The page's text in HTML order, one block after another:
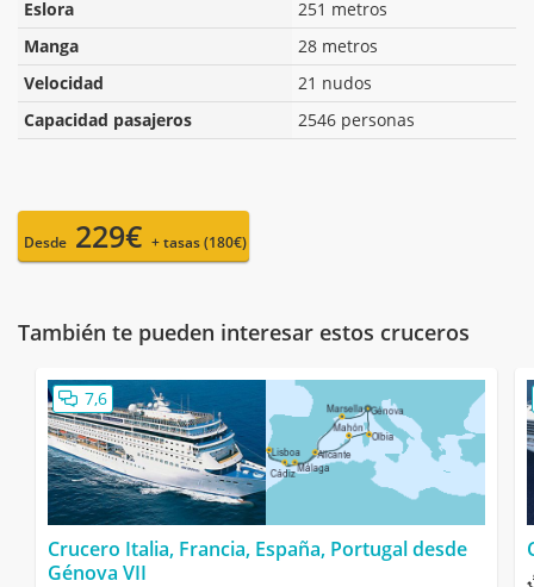
Eslora
251 metros
Manga
28 metros
Velocidad
21 nudos
Capacidad pasajeros
2546 personas
Desde 229€ + tasas (180€)
También te pueden interesar estos cruceros
7,6
Crucero Italia, Francia, España, Portugal desde
Génova VII